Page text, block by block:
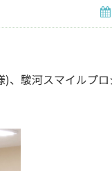
、駿河スマイルプ